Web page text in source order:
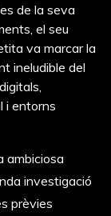
de la seva
el seu
va marcar la
ineludible del
i entorns
ambiciosa
investigació
prèvies